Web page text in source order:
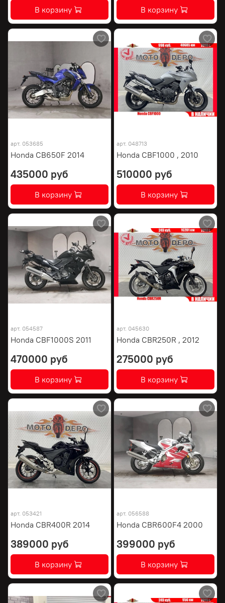
В корзину В корзину
арт. 053685
Honda CB650F 2014
435000 руб
В корзину
арт. 048713
Honda CBF1000 , 2010
510000 руб
В корзину
арт. 054587
Honda CBF1000S 2011
470000 руб
В корзину
арт. 045630
Honda CBR250R , 2012
275000 руб
В корзину
арт. 053421
Honda CBR400R 2014
389000 руб
В корзину
арт. 056588
Honda CBR600F4 2000
399000 руб
В корзину